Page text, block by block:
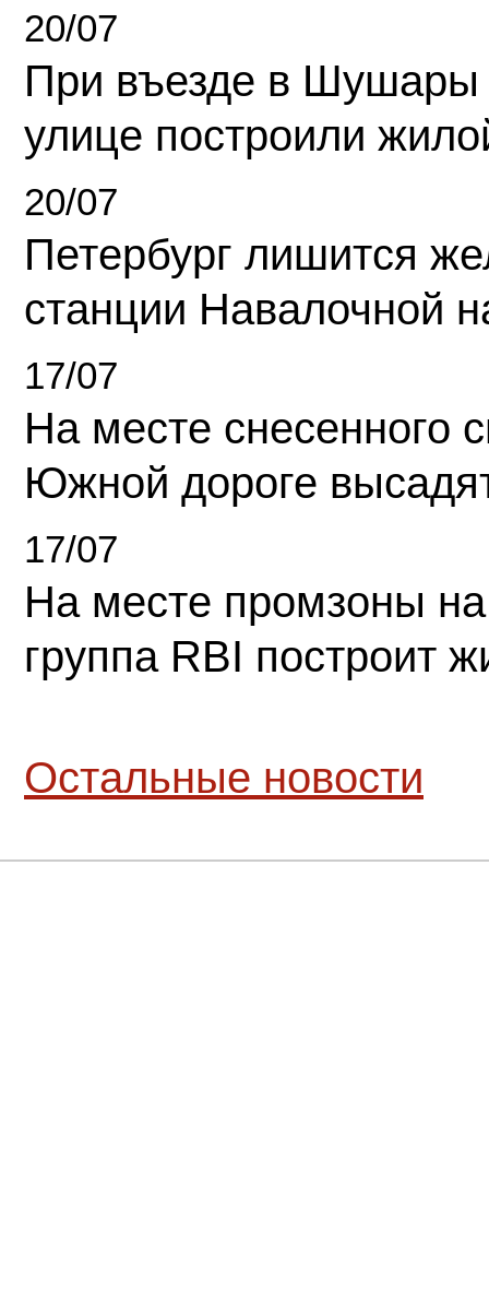
20/07
При въезде в Шушары
улице построили
20/07
Петербург лишится
станции Навалочной
17/07
На месте снесенного
Южной дороге
17/07
На месте промзоны
группа RBI построит
Остальные новости